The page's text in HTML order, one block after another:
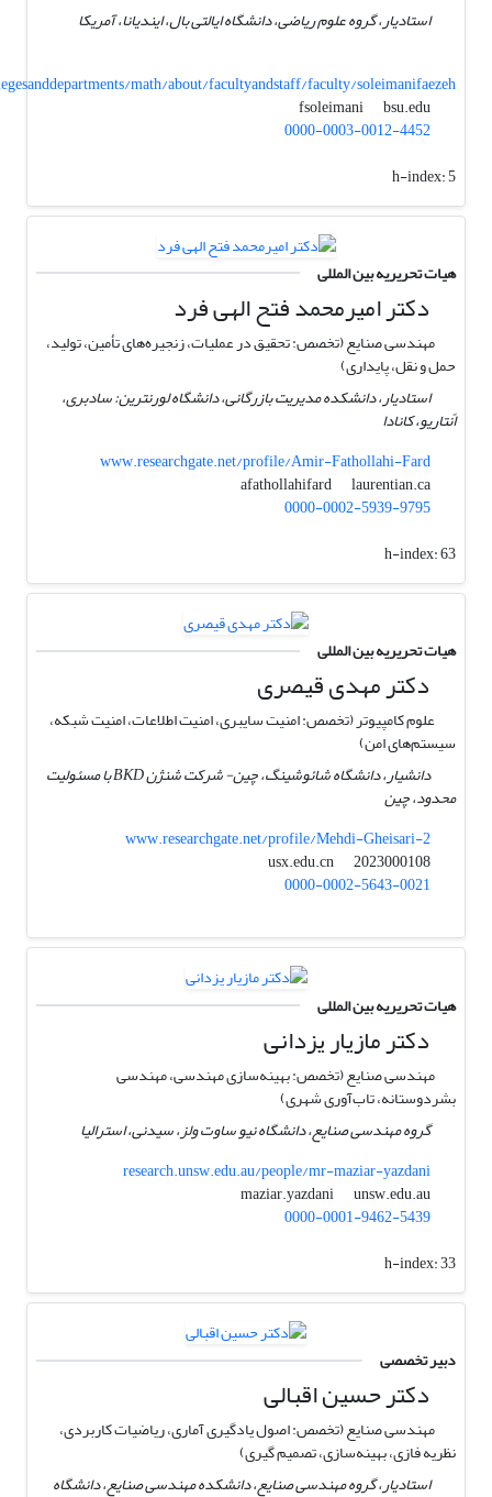
استادیار، گروه علوم ریاضی، دانشگاه ایالتی بال، ایندیانا، آمریکا
math/about/facultyandstaff/faculty/soleimanifaezeh
fsoleimani
bsu.edu
0000-0003-0012-4452
h-index:5
هیات تحریریه بین المللی
دکتر امیرمحمد فتح الهی فرد
مهندسی صنایع (تخصص: تحقیق در عملیات، زنجیره‌های تأمین، تولید،
حمل و نقل، پایداری)
استادیار، دانشکده مدیریت بازرگانی، دانشگاه لورنترین: سادبری،
اًنتاریو، کانادا
www.researchgate.net/profile/Amir-Fathollahi-Fard
afathollahifard
laurentian.ca
0000-0002-5939-9795
h-index:63
هیات تحریریه بین المللی
دکتر مهدی قیصری
علوم کامپیوتر (تخصص: امنیت سایبری، امنیت اطلاعات، امنیت شبکه،
سیستم‌های امن)
دانشیار، دانشگاه شائوشینگ، چین- شرکت شنژن BKD با مسئولیت
محدود، چین
www.researchgate.net/profile/Mehdi-Gheisari-2
2023000108
usx.edu.cn
0000-0002-5643-0021
هیات تحریریه بین المللی
دکتر مازیار یزدانی
مهندسی صنایع (تخصص: بهینه‌سازی مهندسی، مهندسی
بشردوستانه، تاب‌آوری شهری)
گروه مهندسی صنایع، دانشگاه نیو ساوت ولز، سیدنی، استرالیا
research.unsw.edu.au/people/mr-maziar-yazdani
maziar.yazdani
unsw.edu.au
0000-0001-9462-5439
h-index:33
دبیر تخصصی
دکتر حسین اقبالی
مهندسی صنایع (تخصص: اصول یادگیری آماری، ریاضیات کاربردی،
نظریه فازی، بهینه‌سازی، تصمیم گیری)
استادیار، گروه مهندسی صنایع، دانشکده مهندسی صنایع، دانشگاه